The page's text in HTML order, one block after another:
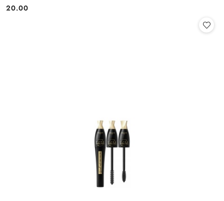
Cena:
20.00